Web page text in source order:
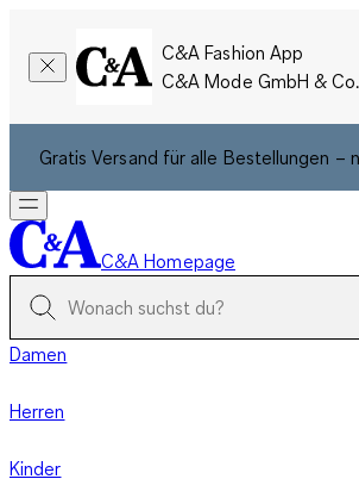
C&A Fashion App
C&A Mode GmbH &
Gratis Versand für alle Bestellungen –
C&A Homepage
Damen
Herren
Kinder